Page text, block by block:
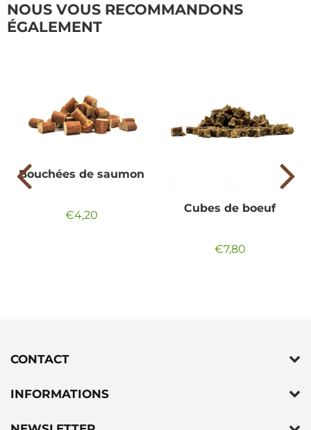
NOUS VOUS RECOMMANDONS
ÉGALEMENT
Bouchées de saumon
Prix
€4,20 Cubes de boeuf
Prix
€7,80
CONTACT
INFORMATIONS